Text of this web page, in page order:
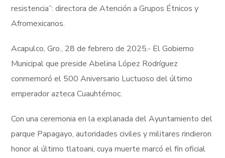
resistencia”: directora de Atención a Grupos Étnicos y
Afromexicanos.
Acapulco, Gro., 28 de febrero de 2025.- El Gobierno
Municipal que preside Abelina López Rodríguez
conmemoró el 500 Aniversario Luctuoso del último
emperador azteca Cuauhtémoc.
Con una ceremonia en la explanada del Ayuntamiento del
parque Papagayo, autoridades civiles y militares rindieron
honor al último tlatoani, cuya muerte marcó el fin oficial